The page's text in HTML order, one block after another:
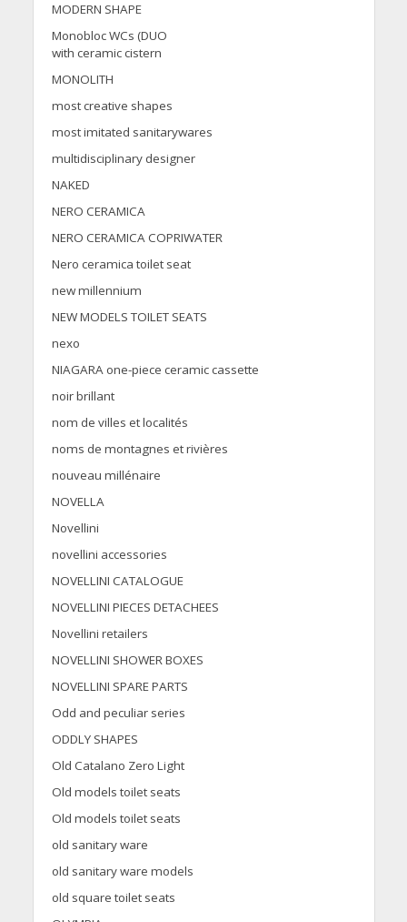
MODERN SHAPE
Monobloc WCs (DUO
with ceramic cistern
MONOLITH
most creative shapes
most imitated sanitarywares
multidisciplinary designer
NAKED
NERO CERAMICA
NERO CERAMICA COPRIWATER
Nero ceramica toilet seat
new millennium
NEW MODELS TOILET SEATS
nexo
NIAGARA one-piece ceramic cassette
noir brillant
nom de villes et localités
noms de montagnes et rivières
nouveau millénaire
NOVELLA
Novellini
novellini accessories
NOVELLINI CATALOGUE
NOVELLINI PIECES DETACHEES
Novellini retailers
NOVELLINI SHOWER BOXES
NOVELLINI SPARE PARTS
Odd and peculiar series
ODDLY SHAPES
Old Catalano Zero Light
Old models toilet seats
Old models toilet seats
old sanitary ware
old sanitary ware models
old square toilet seats